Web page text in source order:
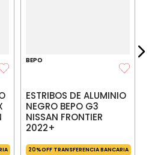
BEPO
ESTRIBOS DE ALUMINIO
NEGRO BEPO G3
NISSAN FRONTIER
2022+
20%OFF TRANSFERENCIA BANCARIA